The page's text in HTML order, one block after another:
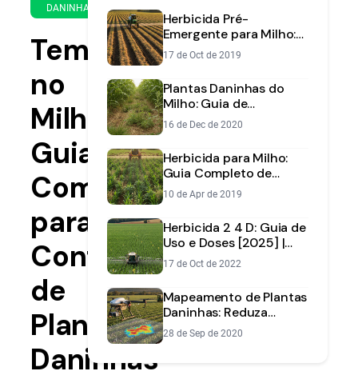
DANINHAS
2021
leitura
Tembotrione
no
Milho:
Guia
Completo
para
Controle
de
Plantas
Daninhas
Herbicida Pré-
Emergente para Milho:
Guia de Aplicação
Segura e Eficiente
17 de Oct de 2019
Plantas Daninhas do
Milho: Guia de
Identificação e Manejo
Estratégico
16 de Dec de 2020
Herbicida para Milho:
Guia Completo de
Aplicação e Manejo
10 de Apr de 2019
Herbicida 2 4 D: Guia de
Uso e Doses [2025] |
Aegro
17 de Oct de 2022
Mapeamento de Plantas
Daninhas: Reduza
Custos e Aumente
Eficiência
28 de Sep de 2020